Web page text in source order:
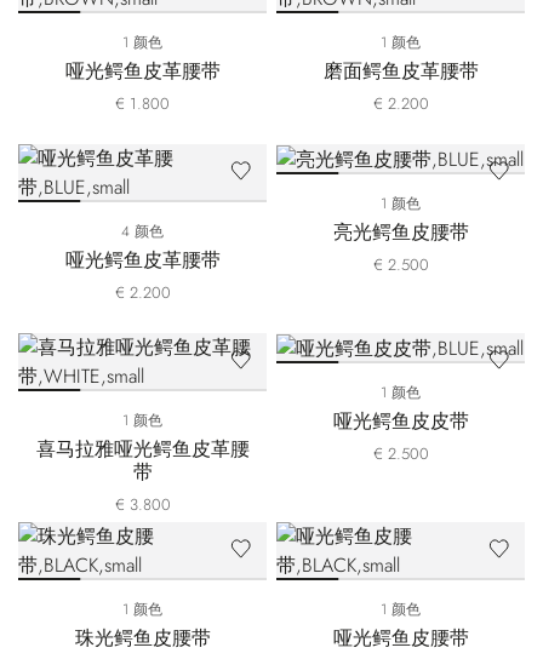
1 颜色
哑光鳄鱼皮革腰带
€ 1.800
1 颜色
磨面鳄鱼皮革腰带
€ 2.200
4 颜色
哑光鳄鱼皮革腰带
€ 2.200
1 颜色
亮光鳄鱼皮腰带
€ 2.500
1 颜色
喜马拉雅哑光鳄鱼皮革腰
带
€ 3.800
1 颜色
哑光鳄鱼皮皮带
€ 2.500
1 颜色
珠光鳄鱼皮腰带
1 颜色
哑光鳄鱼皮腰带